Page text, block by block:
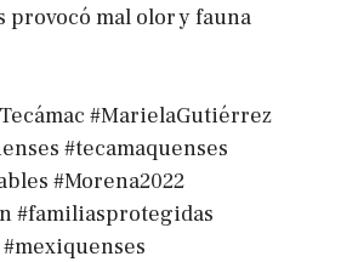
mal olor y fauna
#MarielaGutiérrez
#tecamaquenses
#Morena2022
#familiasprotegidas